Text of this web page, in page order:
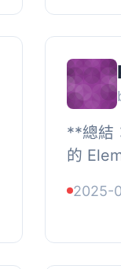
**總結
的
切換
2025-